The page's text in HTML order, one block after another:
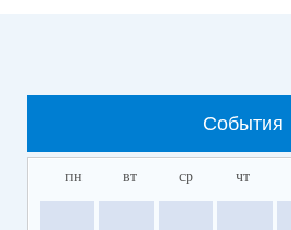
События
пн вт ср чт